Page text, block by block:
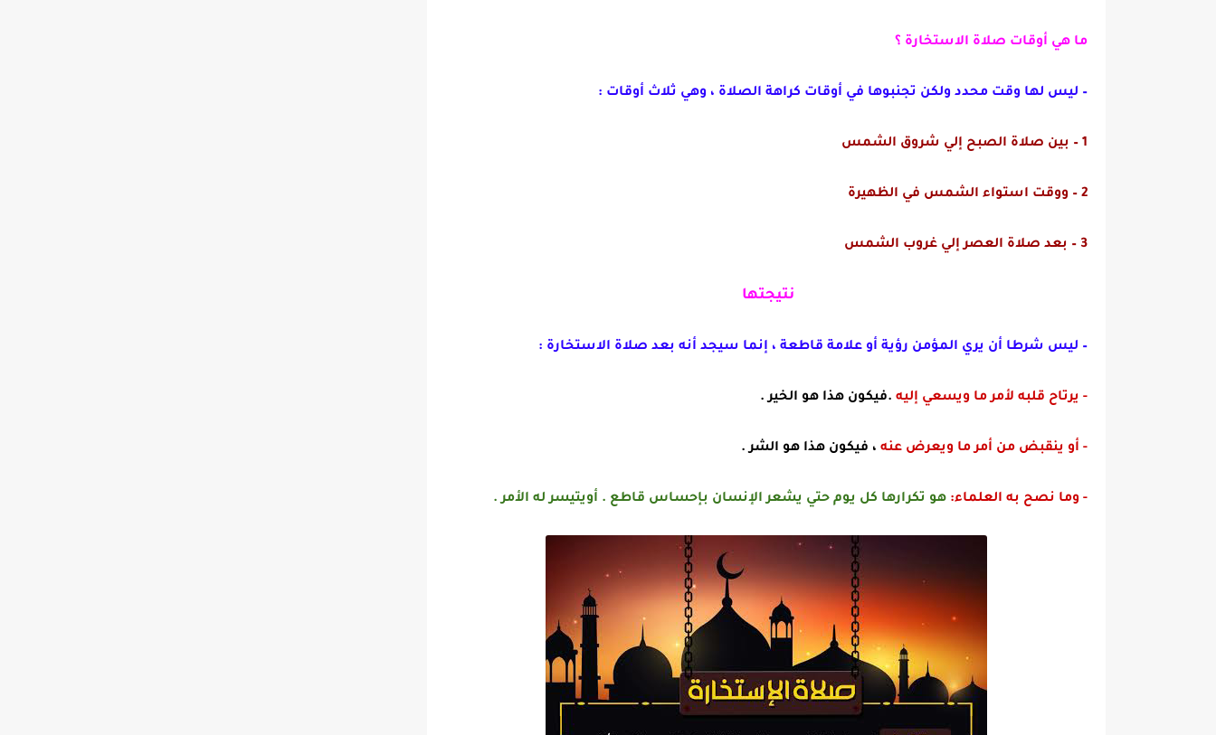
ما هي أوقات صلاة الاستخارة ؟
– ليس لها وقت محدد ولكن تجنبوها في أوقات كراهة الصلاة ، وهي ثلاث أوقات :
1 – بين صلاة الصبح إلي شروق الشمس
2 – ووقت استواء الشمس في الظهيرة
3 – بعد صلاة العصر إلي غروب الشمس
نتيجتها
– ليس شرطا أن يري المؤمن رؤية أو علامة قاطعة ، إنما سيجد أنه بعد صلاة الاستخارة :
- يرتاح قلبه لأمر ما ويسعي إليه .فيكون هذا هو الخير .
- أو ينقبض من أمر ما ويعرض عنه ، فيكون هذا هو الشر .
- وما نصح به العلماء: هو تكرارها كل يوم حتي يشعر الإنسان بإحساس قاطع . أويتيسر له الأمر.